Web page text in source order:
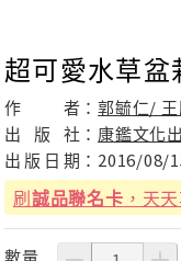
超可愛水草
作 者：郭毓仁/ 王
出
版 社： 康鑑文化
出 版 日 期： 2016/08/
刷誠品聯名卡 ，天
數量